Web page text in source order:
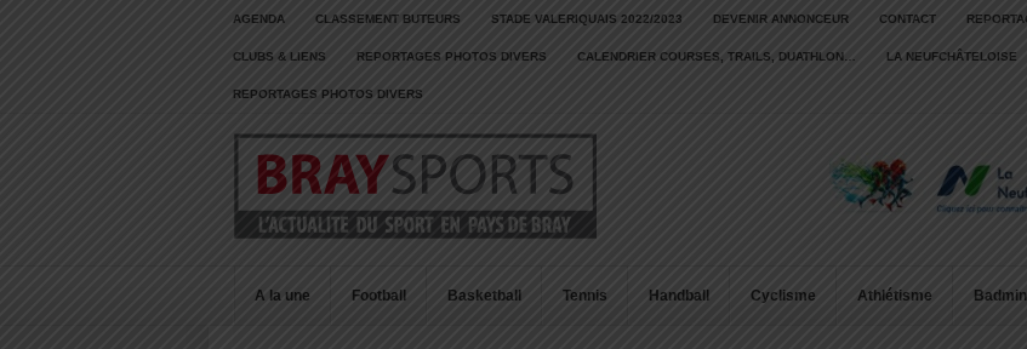
AGENDA CLASSEMENT BUTEURS STADE VALERIQUAIS 2022/2023 DEVENIR ANNONCEUR CONTACT
CLUBS & LIENS REPORTAGES PHOTOS DIVERS CALENDRIER COURSES, TRAILS, DUATHLON… LA NEUFCHÂTELOISE
REPORTAGES PHOTOS DIVERS
A la une Football Basketball Tennis Handball Cyclisme Athlétisme